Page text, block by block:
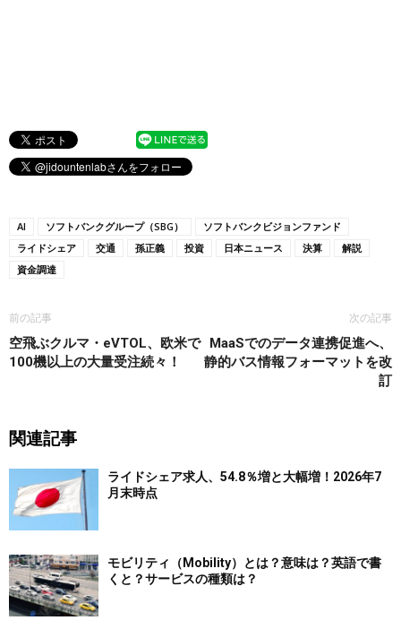
AI ソフトバンクグループ（SBG）
ソフトバンクビジョンファンド
ライドシェア
交通 孫正義 投資 日本ニュース 決算
解説
資金調達
前の記事
空飛ぶクルマ・eVTOL、欧米で
100機以上の大量受注続々！
次の記事
MaaSでのデータ連携促進へ、
静的バス情報フォーマットを改
訂
関連記事
ライドシェア求人、54.8％増と大幅増！2026年7
月末時点
モビリティ（Mobility）とは？意味は？英語で書
くと？サービスの種類は？